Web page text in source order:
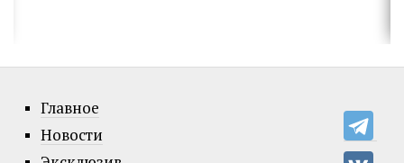
Главное
Новости